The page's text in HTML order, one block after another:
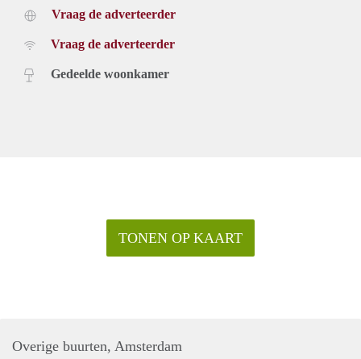
Vraag de adverteerder
Vraag de adverteerder
Gedeelde woonkamer
TONEN OP KAART
Overige buurten, Amsterdam